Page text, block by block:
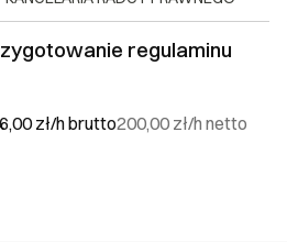
regulaminu
zł/hbrutto200,00 zł/hnetto